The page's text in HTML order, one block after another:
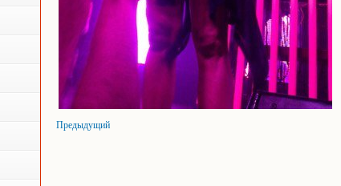
Предыдущий